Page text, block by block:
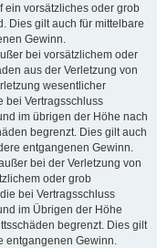
ein vorsätzliches oder grob
Dies gilt auch für mittelbare
Gewinn.
bei vorsätzlichem oder
aus der Verletzung von
wesentlicher
bei Vertragsschluss
im übrigen der Höhe nach
begrenzt. Dies gilt auch
entgangenen Gewinn.
bei der Verletzung von
oder grob
bei Vertragsschluss
im Übrigen der Höhe
begrenzt. Dies gilt
entgangenen Gewinn.